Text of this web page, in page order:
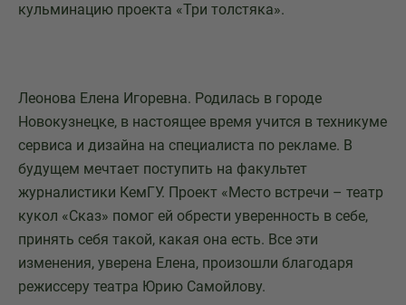
кульминацию проекта «Три толстяка».
Леонова Елена Игоревна. Родилась в городе
Новокузнецке, в настоящее время учится в техникуме
сервиса и дизайна на специалиста по рекламе. В
будущем мечтает поступить на факультет
журналистики КемГУ. Проект «Место встречи – театр
кукол «Сказ» помог ей обрести уверенность в себе,
принять себя такой, какая она есть. Все эти
изменения, уверена Елена, произошли благодаря
режиссеру театра Юрию Самойлову.